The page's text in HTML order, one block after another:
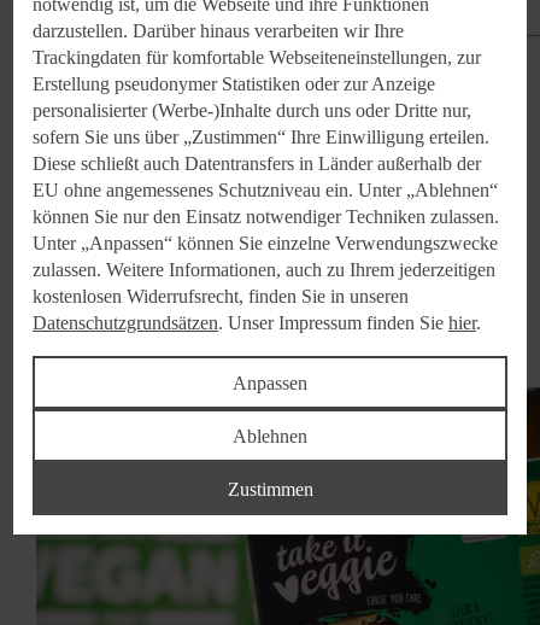
Teilen:
Medieninhalte
Bilder (1)
notwendig ist, um die Webseite und ihre Funktionen
darzustellen. Darüber hinaus verarbeiten wir Ihre
Trackingdaten für komfortable Webseiteneinstellungen, zur
Erstellung pseudonymer Statistiken oder zur Anzeige
personalisierter (Werbe-)Inhalte durch uns oder Dritte nur,
sofern Sie uns über „Zustimmen“ Ihre Einwilligung erteilen.
Diese schließt auch Datentransfers in Länder außerhalb der
EU ohne angemessenes Schutzniveau ein. Unter „Ablehnen“
können Sie nur den Einsatz notwendiger Techniken zulassen.
Unter „Anpassen“ können Sie einzelne Verwendungszwecke
zulassen. Weitere Informationen, auch zu Ihrem jederzeitigen
kostenlosen Widerrufsrecht, finden Sie in unseren
Datenschutzgrundsätzen. Unser Impressum finden Sie hier.
Anpassen
Ablehnen
Zustimmen